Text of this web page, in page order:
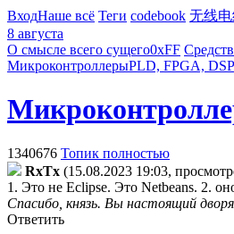
ВходНаше всё Теги codebook 无线
8 августа
О смысле всего сущего0xFF
МикроконтроллерыPLD, FPGA, DSP
1340676 Топик полностью
RxTx (15.08.2023 19:03,
1. Это не Eclipse. Это Netbeans. 2.
Спасибо, князь. Вы настоящий
Ответить